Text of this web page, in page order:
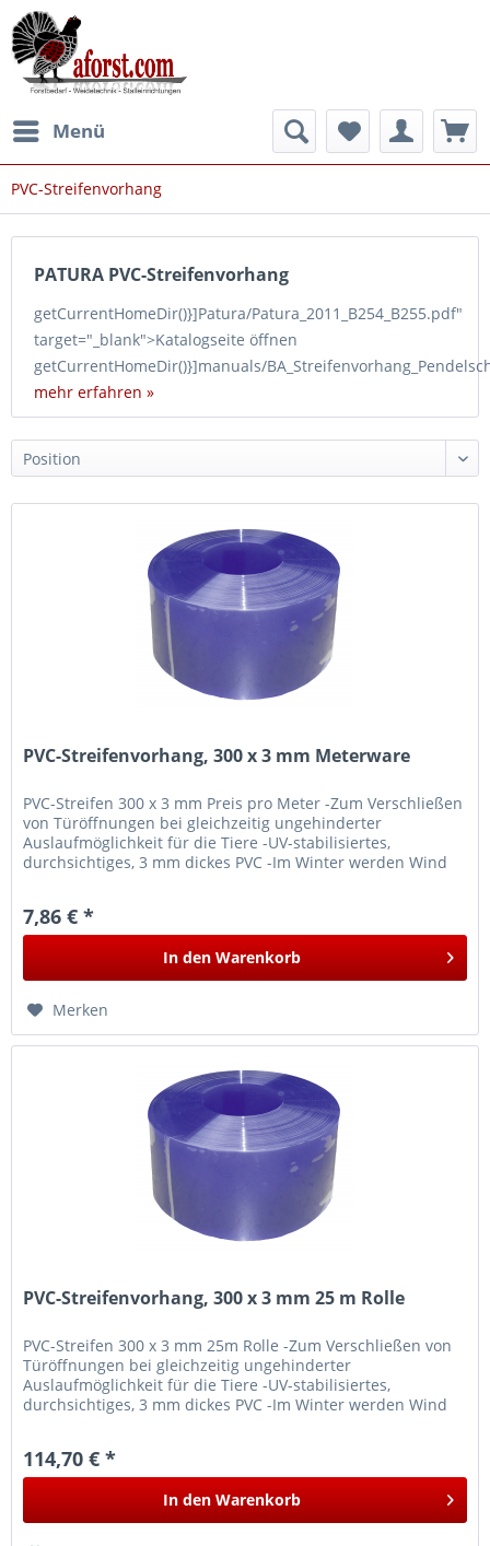
Menü
PVC-Streifenvorhang
PATURA PVC-Streifenvorhang
getCurrentHomeDir()}]Patura/Patura_2011_B254_B255.pdf"
target="_blank">Katalogseite öffnen
getCurrentHomeDir()}]manuals/
mehr erfahren »
PVC-Streifenvorhang, 300 x 3 mm Meterware
PVC-Streifen 300 x 3 mm Preis pro Meter -Zum Verschließen
von Türöffnungen bei gleichzeitig ungehinderter
Auslaufmöglichkeit für die Tiere -UV-stabilisiertes,
durchsichtiges, 3 mm dickes PVC -Im Winter werden Wind
7,86 € *
In den Warenkorb
Merken
PVC-Streifenvorhang, 300 x 3 mm 25 m Rolle
PVC-Streifen 300 x 3 mm 25m Rolle -Zum Verschließen von
Türöffnungen bei gleichzeitig ungehinderter
Auslaufmöglichkeit für die Tiere -UV-stabilisiertes,
durchsichtiges, 3 mm dickes PVC -Im Winter werden Wind
114,70 € *
In den Warenkorb